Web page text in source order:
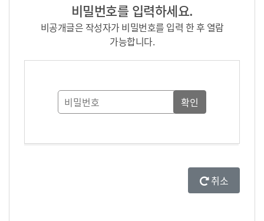
비밀번호를 입력하세요.
비공개글은 작성자가 비밀번호를 입력 한 후 열람
가능합니다.
취소